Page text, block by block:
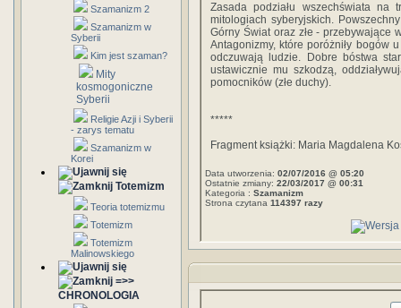
Szamanizm 2
Szamanizm w
Syberii
Kim jest szaman?
Mity
kosmogoniczne
Syberii
Religie Azji i Syberii
- zarys tematu
Szamanizm w
Korei
Totemizm
Teoria totemizmu
Totemizm
Totemizm
Malinowskiego
=>>
CHRONOLOGIA
Zasada podziału wszechświata
mitologiach syberyjskich.
Górny Świat oraz złe - przebywające
Antagonizmy, które poróżniły bogów
odczuwają ludzie. Dobre bóstwa
ustawicznie mu szkodzą,
pomocników (złe duchy).
*****
Fragment książki: Maria Magdalena
Data utworzenia: 02/07/2016 @ 05:20
Ostatnie zmiany: 22/03/2017 @ 00:31
Kategoria : Szamanizm
Strona czytana 114397 razy